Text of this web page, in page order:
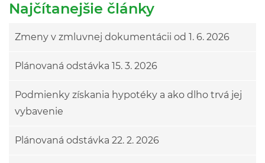
Najčítanejšie články
Zmeny v zmluvnej dokumentácii od 1. 6. 2026
Plánovaná odstávka 15. 3. 2026
Podmienky získania hypotéky a ako dlho trvá jej
vybavenie
Plánovaná odstávka 22. 2. 2026